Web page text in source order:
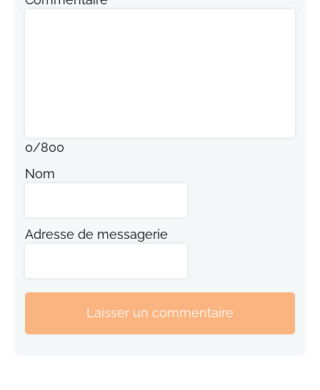
0/800
Nom
Adresse de messagerie
Laisser un commentaire